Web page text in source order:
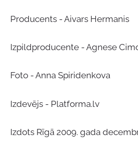
Producents - Aivars Hermanis
Izpildproducente - Agnese
Foto - Anna Spiridenkova
Izdevējs - Platforma.lv
Izdots Rīgā 2009. gada